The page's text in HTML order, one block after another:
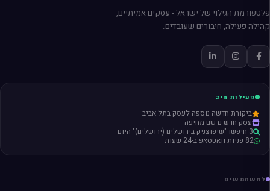
פלטפורמת הגילוי של ישראל - עסקים אמיתיים,
קהילה פעילה, חיבורים שעובדים.
פעילות חיה
ביקורת חדשה נוספה לעסק בתל אביב
עסק חדש נרשם מחיפה
3 חיפשו "שיפוצניק בירושלים (ירושלים)" היום
82 פניות וואטסאפ ב-24 שעות
למשתמשים